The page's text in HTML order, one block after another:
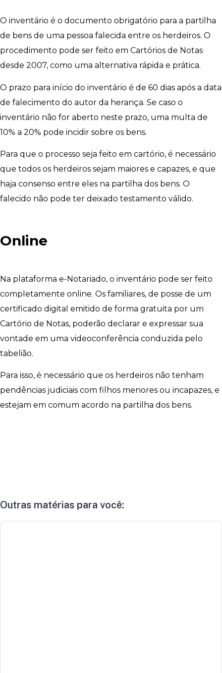
O inventário é o documento obrigatório para a partilha
de bens de uma pessoa falecida entre os herdeiros. O
procedimento pode ser feito em Cartórios de Notas
desde 2007, como uma alternativa rápida e prática.
O prazo para início do inventário é de 60 dias após a data
de falecimento do autor da herança. Se caso o
inventário não for aberto neste prazo, uma multa de
10% a 20% pode incidir sobre os bens.
Para que o processo seja feito em cartório, é necessário
que todos os herdeiros sejam maiores e capazes, e que
haja consenso entre eles na partilha dos bens. O
falecido não pode ter deixado testamento válido.
Online
Na plataforma e-Notariado, o inventário pode ser feito
completamente online. Os familiares, de posse de um
certificado digital emitido de forma gratuita por um
Cartório de Notas, poderão declarar e expressar sua
vontade em uma videoconferência conduzida pelo
tabelião.
Para isso, é necessário que os herdeiros não tenham
pendências judiciais com filhos menores ou incapazes, e
estejam em comum acordo na partilha dos bens.
Outras matérias para você: